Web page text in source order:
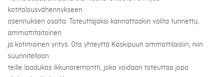
kotitalousvähennykseen
asennuksen osalta. Toteuttajaksi kannattaakin valita tunnettu,
ammattitaitoinen
ja kotimainen yritys. Ota yhteyttä Kaskipuun ammattilaisiin, niin
suunnitellaan
teille laadukas ikkunaremontti, joka voidaan toteuttaa jopa